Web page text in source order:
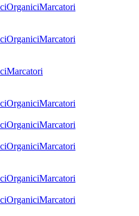
OrganiciMarcatori
OrganiciMarcatori
Marcatori
OrganiciMarcatori
OrganiciMarcatori
OrganiciMarcatori
OrganiciMarcatori
OrganiciMarcatori